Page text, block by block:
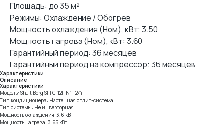
Площадь: до 35 м²
Режимы: Охлаждение / Обогрев
Мощность охлаждения (Ном), кВт: 3.50
Мощность нагрева (Ном), кВт: 3.60
Гарантийный период: 36 месяцев
Гарантийный период на компрессор: 36 месяцев
Характеристики
Описание
Характеристики
Модель: Shuft Berg SFTO-12HN1_24Y
Тип кондиционера: Настенная cплит-система
Тип системы: Не инверторная
Мощность охлаждения: 3.6 кВт
Мощность нагрева: 3.65 кВт